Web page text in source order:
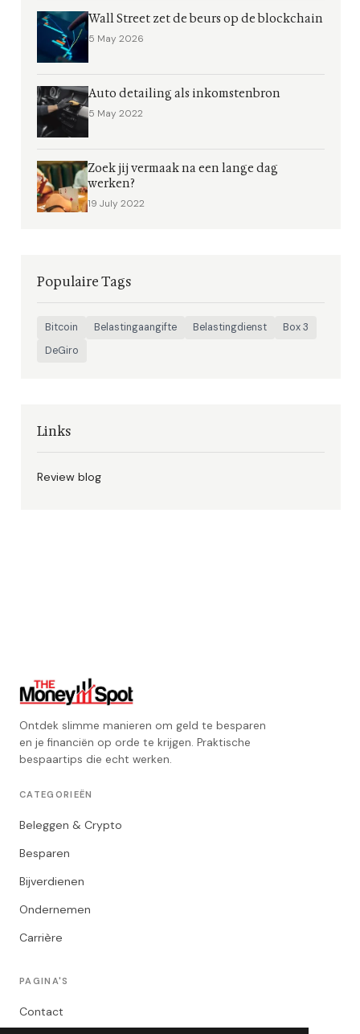
Wall Street zet de beurs op de blockchain
5 May 2026
Auto detailing als inkomstenbron
5 May 2022
Zoek jij vermaak na een lange dag
werken?
19 July 2022
Populaire Tags
Bitcoin Belastingaangifte Belastingdienst
Box 3
DeGiro
Links
Review blog
Ontdek slimme manieren om geld te besparen
en je financiën op orde te krijgen. Praktische
bespaartips die echt werken.
CATEGORIEËN
Beleggen & Crypto
Besparen
Bijverdienen
Ondernemen
Carrière
PAGINA'S
Contact